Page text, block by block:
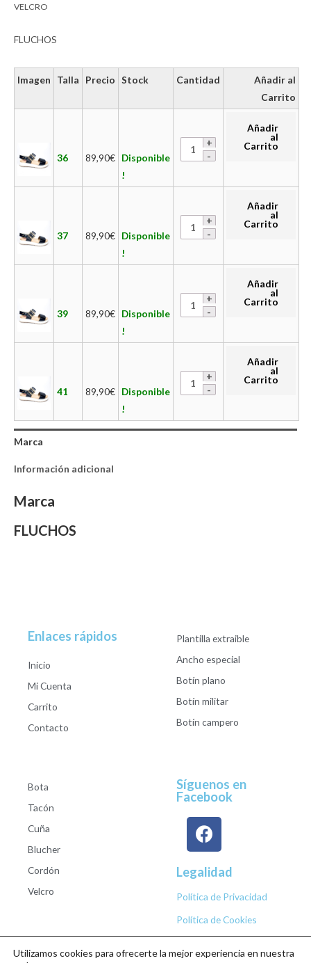
VELCRO
FLUCHOS
Imagen Talla Precio Stock Cantidad
Añadir al
Carrito
36 89,90€ Disponible
!
Añadir
al
Carrito
37 89,90€ Disponible
!
Añadir
al
Carrito
39 89,90€ Disponible
!
Añadir
al
Carrito
41 89,90€ Disponible
!
Añadir
al
Carrito
Marca
Información adicional
Marca
FLUCHOS
Enlaces rápidos
Inicio
Mi Cuenta
Carrito
Contacto
Plantilla extraible
Ancho especial
Botín plano
Botín militar
Botín campero
Bota
Tacón
Cuña
Blucher
Cordón
Velcro
Síguenos en
Facebook
Legalidad
Política de Privacidad
Política de Cookies
Utilizamos cookies para ofrecerte la mejor experiencia en nuestra